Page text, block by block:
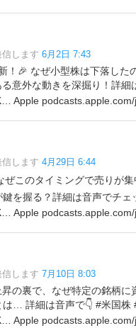
します 6月2日 7:43
！🎉 なぜ小型株は下落し
意外な動きを深掘り！詳
Apple
します 4月29日 6:44
ぜこのタイミングで売りが
を握る？詳細は音声でチ
Apple podcasts.apple.com/
します 7月10日 8:03
の裏で、なぜ特定の銘柄
… 詳細は音声で👇 #米国株
Apple podcasts.apple.com/